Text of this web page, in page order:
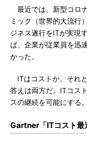
最近では、新型コロ
ミック（世界的大流行
ジネス遂行をITが実現
ば、企業が従業員を迅
かった。
ITはコストか。それ
答えは両方だ。ITコス
スの継続を可能にする。
Gartner「ITコスト最